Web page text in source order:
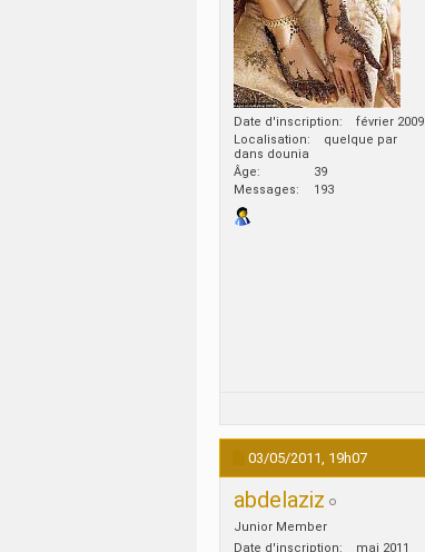
Date d'inscription
février 2009
Localisation
quelque par
dans dounia
Âge
39
Messages
193
03/05/2011, 19h07
abdelaziz
Junior Member
Date d'inscription
mai 2011